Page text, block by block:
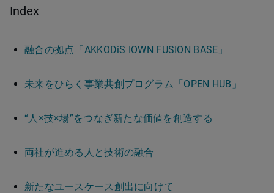
Index
融合の拠点「AKKODiS IOWN FUSION BASE」
未来をひらく事業共創プログラム「OPEN HUB」
“人×技×場”をつなぎ新たな価値を創造する
両社が進める人と技術の融合
新たなユースケース創出に向けて